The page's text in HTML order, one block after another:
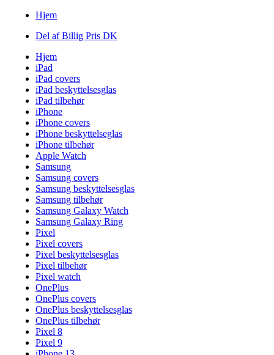
Hjem
Del af Billig Pris DK
Hjem
iPad
iPad covers
iPad beskyttelsesglas
iPad tilbehør
iPhone
iPhone covers
iPhone beskyttelseglas
iPhone tilbehør
Apple Watch
Samsung
Samsung covers
Samsung beskyttelsesglas
Samsung tilbehør
Samsung Galaxy Watch
Samsung Galaxy Ring
Pixel
Pixel covers
Pixel beskyttelsesglas
Pixel tilbehør
Pixel watch
OnePlus
OnePlus covers
OnePlus beskyttelsesglas
OnePlus tilbehør
Pixel 8
Pixel 9